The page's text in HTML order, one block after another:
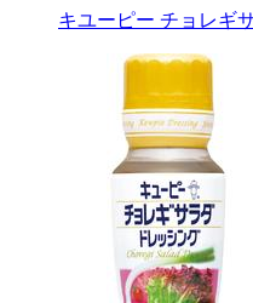
キユーピー チョレギ